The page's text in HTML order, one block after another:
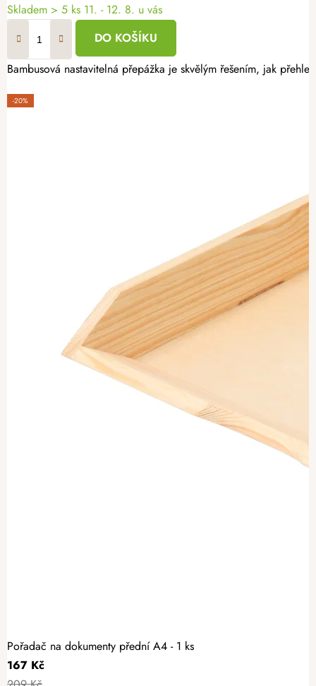
Skladem > 5 ks 11. - 12. 8. u vás
DO KOŠÍKU
Bambusová nastavitelná přepážka je skvělým řešením, jak
-20%
Pořadač na dokumenty přední A4 - 1 ks
167 Kč